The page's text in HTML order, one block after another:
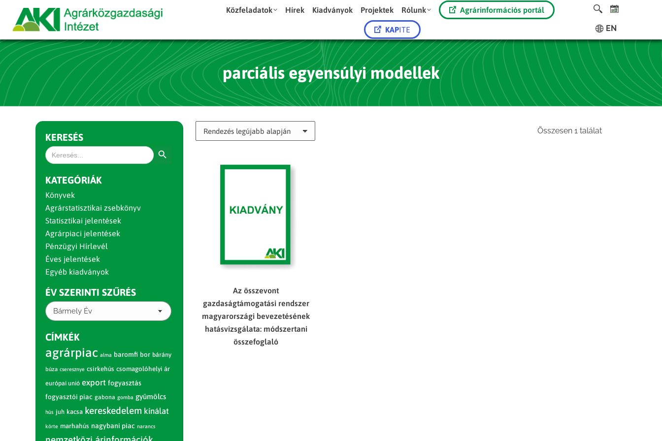
Közfeladatok Hírek Kiadványok Projektek Rólunk Agrárinformációs portál
KAPITE EN
parciális egyensúlyi modellek
Összesen 1 találat
Az összevont
gazdaságtámogatási rendszer
magyarországi bevezetésének
hatásvizsgálata: módszertani
összefoglaló
KERESÉS
Search
for:
KATEGÓRIÁK
Könyvek
Agrárstatisztikai zsebkönyv
Statisztikai jelentések
Agrárpiaci jelentések
Pénzügyi Hírlevél
Éves jelentések
Egyéb kiadványok
ÉV SZERINTI SZŰRÉS
Bármely Év
CÍMKÉK
agrárpiac alma baromfi bor bárány
búza cseresznye csirkehús csomagolóhelyi ár
európai unió export fogyasztás
fogyasztói piac gabona gomba gyümölcs
hús juh kacsa kereskedelem kínálat
körte marhahús nagybani piac narancs